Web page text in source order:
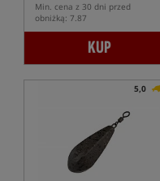
Min. cena z 30 dni przed
obniżką: 7.87
KUP
5,0